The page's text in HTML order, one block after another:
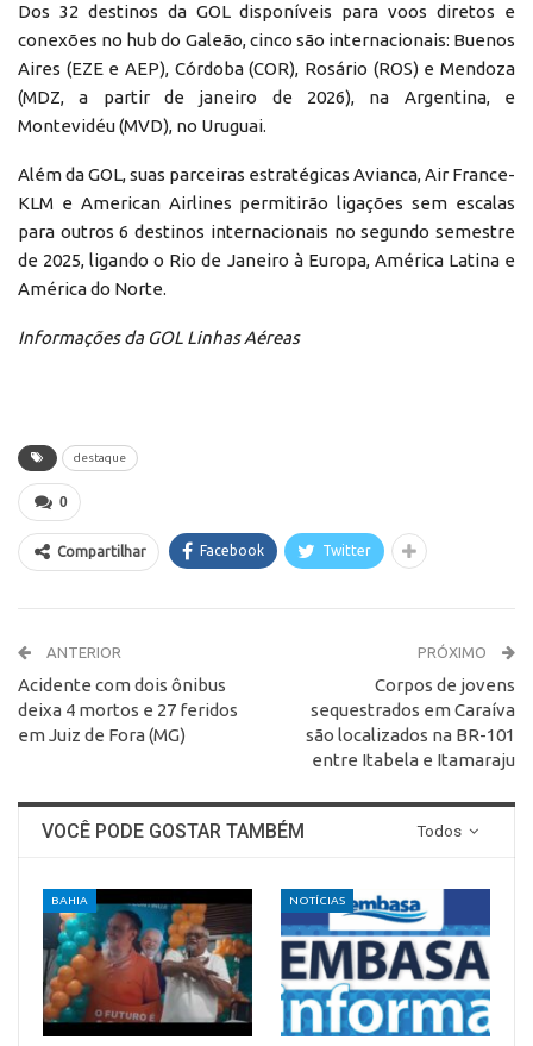
Dos 32 destinos da GOL disponíveis para voos diretos e
conexões no hub do Galeão, cinco são internacionais: Buenos
Aires (EZE e AEP), Córdoba (COR), Rosário (ROS) e Mendoza
(MDZ, a partir de janeiro de 2026), na Argentina, e
Montevidéu (MVD), no Uruguai.
Além da GOL, suas parceiras estratégicas Avianca, Air France-
KLM e American Airlines permitirão ligações sem escalas
para outros 6 destinos internacionais no segundo semestre
de 2025, ligando o Rio de Janeiro à Europa, América Latina e
América do Norte.
Informações da GOL Linhas Aéreas
destaque
0
Compartilhar Facebook Twitter
ANTERIOR
Acidente com dois ônibus
deixa 4 mortos e 27 feridos
em Juiz de Fora (MG)
PRÓXIMO
Corpos de jovens
sequestrados em Caraíva
são localizados na BR-101
entre Itabela e Itamaraju
Todos
VOCÊ PODE GOSTAR TAMBÉM
BAHIA NOTÍCIAS